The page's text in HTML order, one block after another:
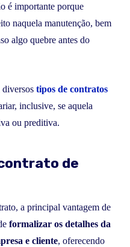
é importante porque
naquela manutenção, bem
algo quebre antes do
diversos tipos de contratos
inclusive, se aquela
ou preditiva.
de
a principal vantagem de
formalizar os detalhes da
e cliente, oferecendo